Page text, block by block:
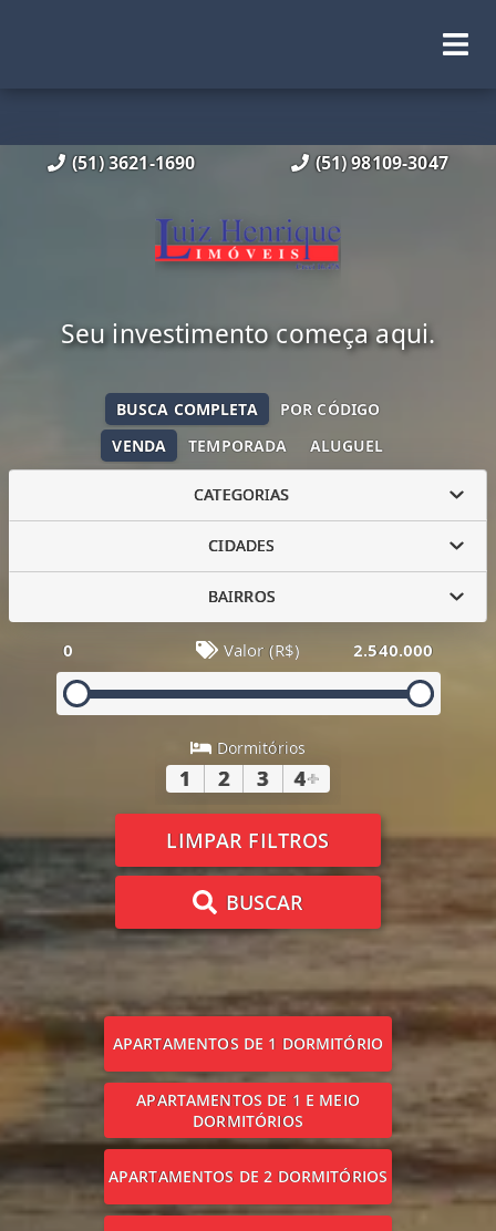
(51) 3621-1690 (51) 98109-3047
Seu investimento começa aqui.
VENDA TEMPORADA ALUGUEL
BUSCA COMPLETA POR CÓDIGO
CATEGORIAS
CIDADES
BAIRROS
0 Valor (R$) 2.540.000
Dormitórios
1 2 3 4+
LIMPAR FILTROS
BUSCAR
APARTAMENTOS DE 1 DORMITÓRIO
APARTAMENTOS DE 1 E MEIO
DORMITÓRIOS
APARTAMENTOS DE 2 DORMITÓRIOS